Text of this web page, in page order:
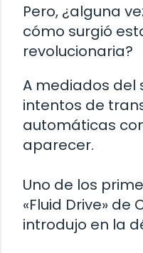
Pero, ¿alguna
cómo surgió
revolucionaria?
A mediados del
intentos de
automáticas
aparecer.
Uno de los
«Fluid Drive» de
introdujo en la